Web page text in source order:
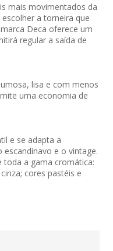
mais movimentados da
a torneira que
Deca oferece um
regular a saída de
lisa e com menos
uma economia de
e se adapta a
e o vintage.
toda a gama cromática:
cores pastéis e